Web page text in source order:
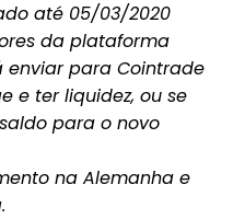
até 05/03/2020
da plataforma
enviar para Cointrade
e ter liquidez, ou se
para o novo
na Alemanha e